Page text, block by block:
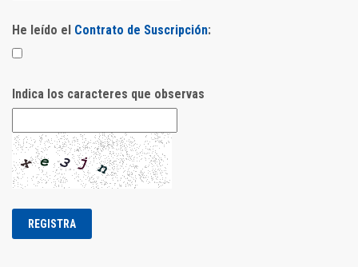
He leído el Contrato de Suscripción:
Indica los caracteres que observas